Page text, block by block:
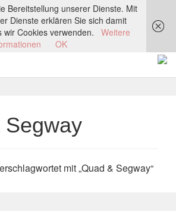
Segway
mit „Quad & Segway“
Bereitstellung unserer Dienste. Mit
Dienste erklären Sie sich damit
Cookies verwenden.
Weitere
OK